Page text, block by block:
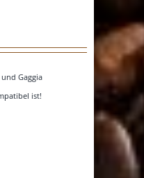
Gaggia
ist!